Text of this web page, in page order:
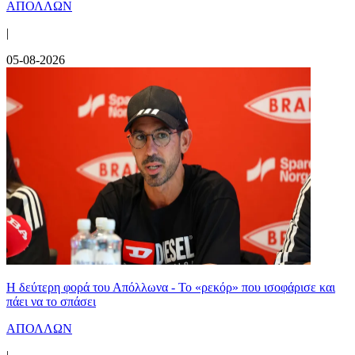
ΑΠΟΛΛΩΝ
|
05-08-2026
Η δεύτερη φορά του Απόλλωνα - Το «ρεκόρ» που ισοφάρισε και
πάει να το σπάσει
ΑΠΟΛΛΩΝ